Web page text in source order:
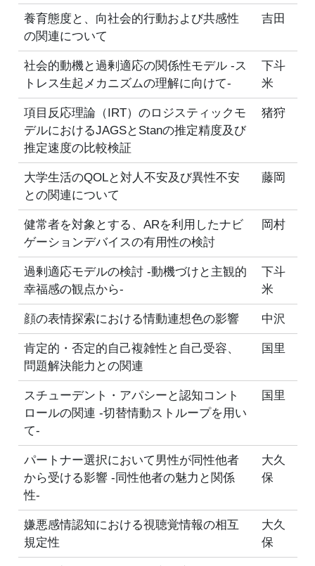
養育態度と、向社会的行動および共感性
の関連について
吉田
社会的動機と過剰適応の関係性モデル -ス
トレス生起メカニズムの理解に向けて-
下斗
米
項目反応理論（IRT）のロジスティックモ
デルにおけるJAGSとStanの推定精度及び
推定速度の比較検証
猪狩
大学生活のQOLと対人不安及び異性不安
との関連について
藤岡
健常者を対象とする、ARを利用したナビ
ゲーションデバイスの有用性の検討
岡村
過剰適応モデルの検討 -動機づけと主観的
幸福感の観点から-
下斗
米
顔の表情探索における情動連想色の影響 中沢
肯定的・否定的自己複雑性と自己受容、
問題解決能力との関連
国里
スチューデント・アパシーと認知コント
ロールの関連 -切替情動ストループを用い
て-
国里
パートナー選択において男性が同性他者
から受ける影響 -同性他者の魅力と関係
性-
大久
保
嫌悪感情認知における視聴覚情報の相互
規定性
大久
保